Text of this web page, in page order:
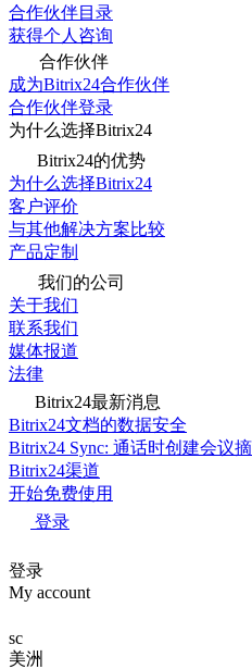
合作伙伴目录
获得个人咨询
合作伙伴
成为Bitrix24合作伙伴
合作伙伴登录
为什么选择Bitrix24
Bitrix24的优势
为什么选择Bitrix24
客户评价
与其他解决方案比较
产品定制
我们的公司
关于我们
联系我们
媒体报道
法律
Bitrix24最新消息
Bitrix24文档的数据安全
Bitrix24 Sync: 通话时创建会议
Bitrix24渠道
开始免费使用
登录
登录
My account
sc
美洲